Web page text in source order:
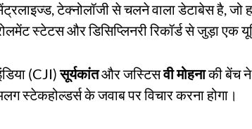
टेक्नोलॉजी से चलने वाला डेटाबेस है, जो
स्टेटस और डिसिप्लिनरी रिकॉर्ड से जुड़ा एक
(CJI)सूर्यकांतऔर जस्टिसवी मोहनाकी बेंच
स्टेकहोल्डर्स के जवाब पर विचार करना होगा।